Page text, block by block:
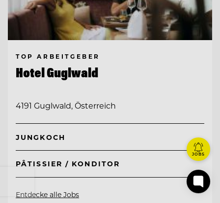
TOP ARBEITGEBER
Hotel Guglwald
4191 Guglwald, Österreich
JUNGKOCH
PÂTISSIER / KONDITOR
Entdecke alle Jobs
JOBS